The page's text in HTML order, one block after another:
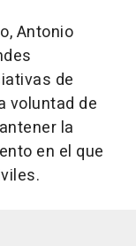
Antonio
de
voluntad de
la
en el que